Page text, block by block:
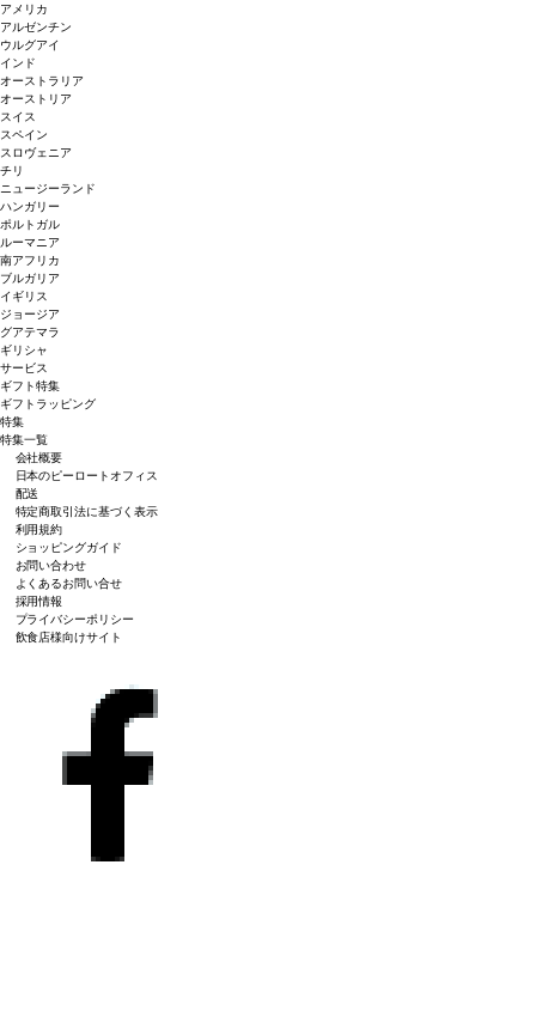
アメリカ
アルゼンチン
ウルグアイ
インド
オーストラリア
オーストリア
スイス
スペイン
スロヴェニア
チリ
ニュージーランド
ハンガリー
ポルトガル
ルーマニア
南アフリカ
ブルガリア
イギリス
ジョージア
グアテマラ
ギリシャ
サービス
ギフト特集
ギフトラッピング
特集
特集一覧
会社概要
日本のピーロートオフィス
配送
特定商取引法に基づく表示
利用規約
ショッピングガイド
お問い合わせ
よくあるお問い合せ
採用情報
プライバシーポリシー
飲食店様向けサイト